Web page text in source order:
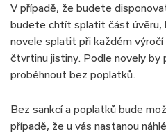
V případě, že budete
budete chtít splatit část úvěru,
novele splatit při každém výročí
čtvrtinu jistiny. Podle novely by
proběhnout bez poplatků.
Bez sankcí a poplatků bude
případě, že u vás nastanou